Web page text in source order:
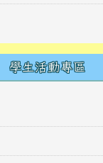
學生活動專區